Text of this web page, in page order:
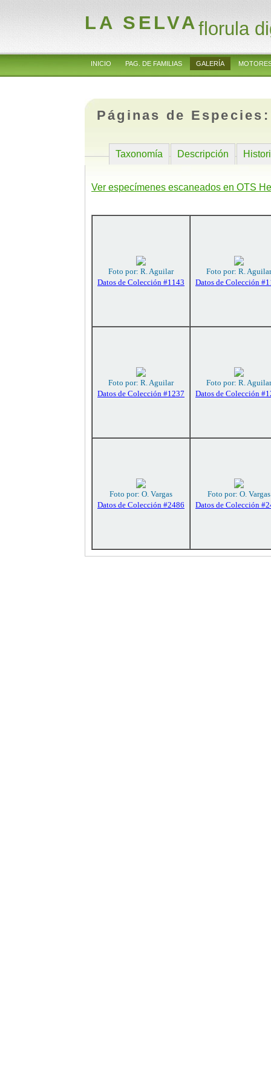
LA SELVAflorula
INICIO PAG. DE FAMILIAS GALERÍA
Páginas de
Taxonomía Descripción
Ver especímenes escaneados en OTS
Foto por: R. Aguilar
Datos de Colección #1143
Foto por: R. Aguilar
Datos de Colección
Foto por: R. Aguilar
Datos de Colección #1237
Foto por: R. Aguilar
Datos de Colección
Foto por: O. Vargas
Datos de Colección #2486
Foto por: O. Vargas
Datos de Colección